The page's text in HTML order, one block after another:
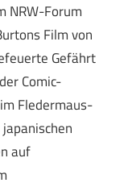
NRW-Forum
Film von
Gefährt
Comic-
Fledermaus-
auf